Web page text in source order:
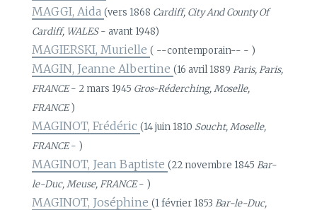
MAGGI, Aida(vers 1868 Cardiff, City And County Of
Cardiff, WALES- avant 1948)
MAGIERSKI, Murielle( --contemporain-- - )
MAGIN, Jeanne Albertine(16 avril 1889Paris, Paris,
FRANCE- 2 mars 1945 Gros-Réderching, Moselle,
FRANCE)
MAGINOT, Frédéric(14 juin 1810 Soucht, Moselle,
FRANCE- )
MAGINOT, Jean Baptiste(22 novembre 1845Bar-
le-Duc, Meuse, FRANCE- )
MAGINOT, Joséphine(1 février 1853Bar-le-Duc,